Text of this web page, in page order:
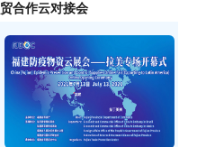
贸合作云对接会